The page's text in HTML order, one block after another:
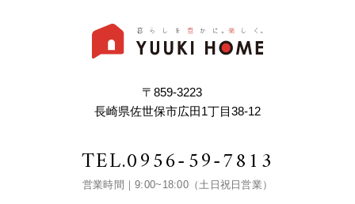
〒859-3223
長崎県佐世保市広田1丁目38-12
TEL.0956-59-7813
営業時間｜9:00~18:00（土日祝日営業）